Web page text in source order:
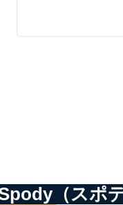
（スポ